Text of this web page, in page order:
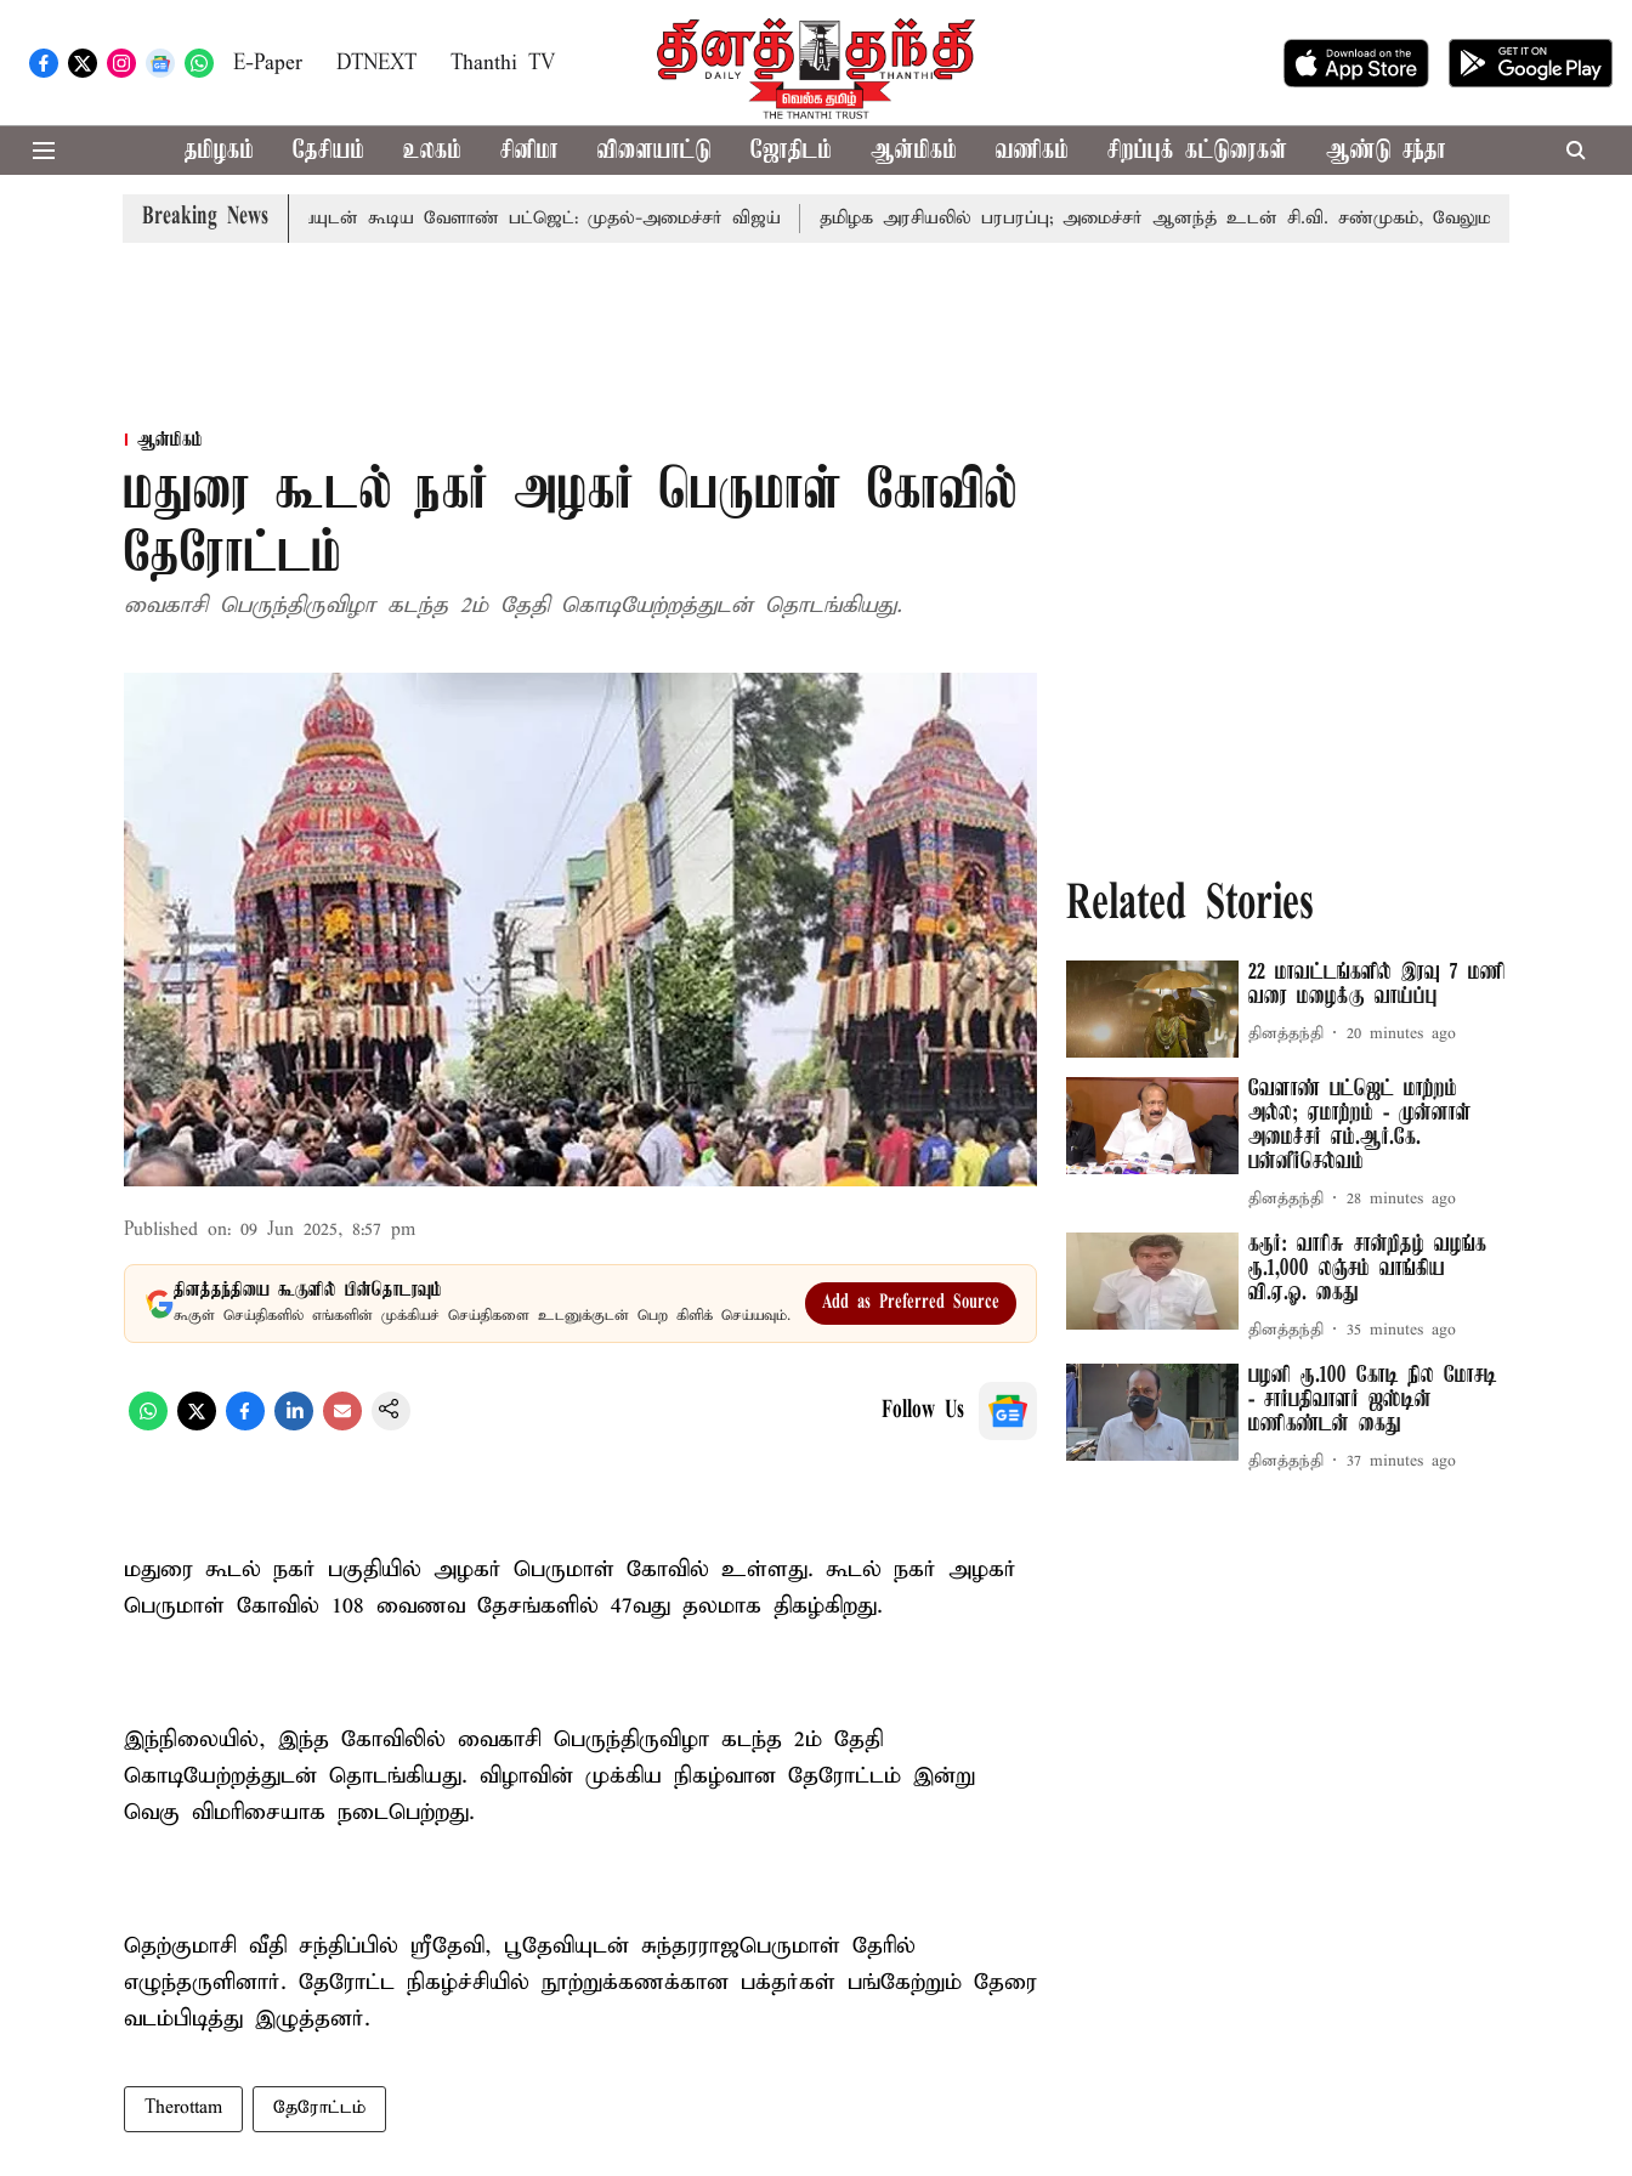
E-Paper DTNEXT Thanthi TV
தமிழகம் தேசியம் உலகம் சினிமா விளையாட்டு ஜோதிடம் ஆன்மிகம் வணிகம் சிறப்புக் கட்டுரைகள் ஆண்டு சந்தா
Breaking News
தொலைநோக்கு பார்வையுடன் கூடிய வேளாண் பட்ஜெட்: முதல்-அமைச்சர் விஜய் தமிழக அரசியலில் பரபரப்பு; அமைச்சர் ஆனந்த் உடன் சி.வி. சண்முகம், வேலுமணி சந்திப்பு
ஆன்மிகம்
மதுரை கூடல் நகர் அழகர் பெருமாள் கோவில்
தேரோட்டம்
வைகாசி பெருந்திருவிழா கடந்த 2ம் தேதி கொடியேற்றத்துடன் தொடங்கியது.
Published on: 09 Jun 2025, 8:57 pm
தினத்தந்தியை கூகுளில் பின்தொடரவும்
கூகுள் செய்திகளில் எங்களின் முக்கியச் செய்திகளை உடனுக்குடன் பெற கிளிக் செய்யவும்.
Add as Preferred Source
Follow Us
மதுரை கூடல் நகர் பகுதியில் அழகர் பெருமாள் கோவில் உள்ளது. கூடல் நகர் அழகர்
பெருமாள் கோவில் 108 வைணவ தேசங்களில் 47வது தலமாக திகழ்கிறது.
இந்நிலையில், இந்த கோவிலில் வைகாசி பெருந்திருவிழா கடந்த 2ம் தேதி
கொடியேற்றத்துடன் தொடங்கியது. விழாவின் முக்கிய நிகழ்வான தேரோட்டம் இன்று
வெகு விமரிசையாக நடைபெற்றது.
தெற்குமாசி வீதி சந்திப்பில் ஸ்ரீதேவி, பூதேவியுடன் சுந்தரராஜபெருமாள் தேரில்
எழுந்தருளினார். தேரோட்ட நிகழ்ச்சியில் நூற்றுக்கணக்கான பக்தர்கள் பங்கேற்றும் தேரை
வடம்பிடித்து இழுத்தனர்.
Therottam தேரோட்டம்
Related Stories
22 மாவட்டங்களில் இரவு 7 மணி
வரை மழைக்கு வாய்ப்பு
தினத்தந்தி 20 minutes ago
வேளாண் பட்ஜெட் மாற்றம்
அல்ல; ஏமாற்றம் - முன்னாள்
அமைச்சர் எம்.ஆர்.கே.
பன்னீர்செல்வம்
தினத்தந்தி 28 minutes ago
கரூர்: வாரிசு சான்றிதழ் வழங்க
ரூ.1,000 லஞ்சம் வாங்கிய
வி.ஏ.ஓ. கைது
தினத்தந்தி 35 minutes ago
பழனி ரூ.100 கோடி நில மோசடி
- சார்பதிவாளர் ஜஸ்டின்
மணிகண்டன் கைது
தினத்தந்தி 37 minutes ago